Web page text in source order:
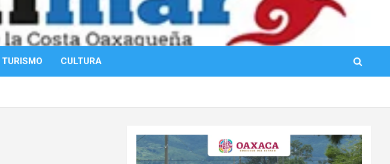
TURISMO CULTURA